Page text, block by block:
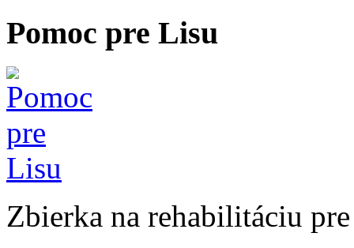
Pomoc pre Lisu
Zbierka na rehabilitáciu